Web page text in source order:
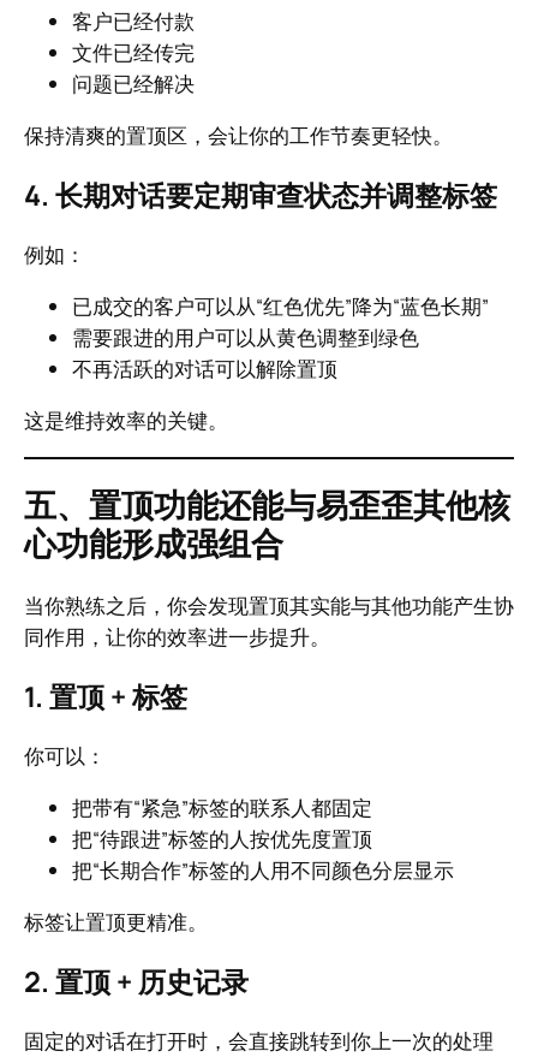
客户已经付款
文件已经传完
问题已经解决
保持清爽的置顶区，会让你的工作节奏更轻快。
4. 长期对话要定期审查状态并调整标签
例如：
已成交的客户可以从“红色优先”降为“蓝色长期”
需要跟进的用户可以从黄色调整到绿色
不再活跃的对话可以解除置顶
这是维持效率的关键。
五、置顶功能还能与易歪歪其他核
心功能形成强组合
当你熟练之后，你会发现置顶其实能与其他功能产生协
同作用，让你的效率进一步提升。
1. 置顶 + 标签
你可以：
把带有“紧急”标签的联系人都固定
把“待跟进”标签的人按优先度置顶
把“长期合作”标签的人用不同颜色分层显示
标签让置顶更精准。
2. 置顶 + 历史记录
固定的对话在打开时，会直接跳转到你上一次的处理